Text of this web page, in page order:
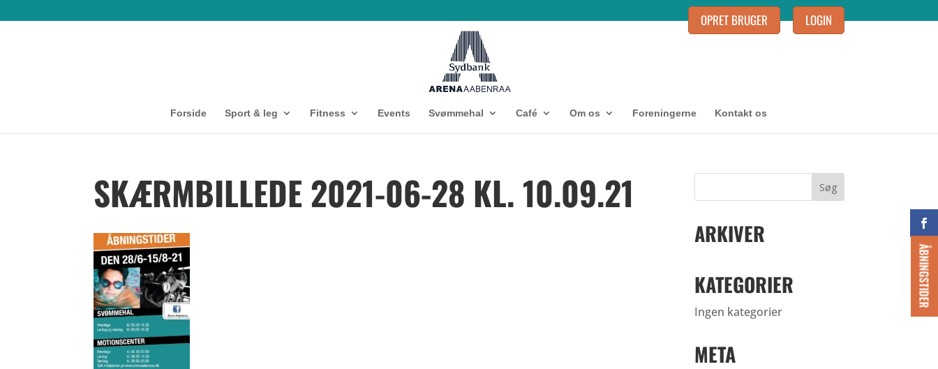
ÅBNINGSTIDER
OPRET BRUGER LOGIN
Forside Sport & leg Fitness Events Svømmehal Café Om os Foreningerne Kontakt os
SKÆRMBILLEDE 2021-06-28 KL. 10.09.21
ARKIVER
KATEGORIER
Ingen kategorier
META